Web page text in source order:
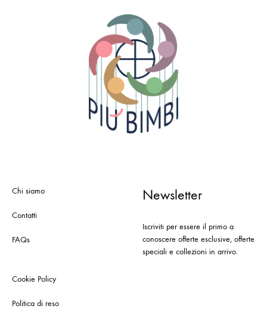
Chi siamo
Contatti
FAQs
Cookie Policy
Politica di reso
Newsletter
Iscriviti per essere il primo a
conoscere offerte esclusive, offerte
speciali e collezioni in arrivo.